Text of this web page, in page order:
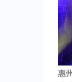
惠